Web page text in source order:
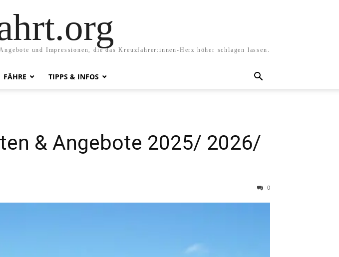
und Impressionen, die das Kreuzfahrer:innen-Herz höher schlagen lassen.
FÄHRE TIPPS & INFOS
& Angebote 2025/ 2026/
0